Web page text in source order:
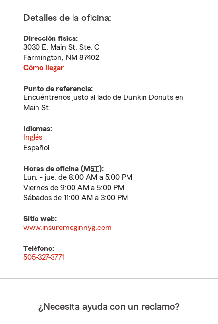
Detalles de la oficina:
Dirección física:
3030 E. Main St. Ste. C
Farmington, NM 87402
Cómo llegar
Punto de referencia:
Encuéntrenos justo al lado de Dunkin Donuts en
Main St.
Idiomas:
Inglés
Español
Horas de oficina (MST):
Lun. - jue. de 8:00 AM a 5:00 PM
Viernes de 9:00 AM a 5:00 PM
Sábados de 11:00 AM a 3:00 PM
Sitio web:
www.insuremeginnyg.com
Teléfono:
505-327-3771
¿Necesita ayuda con un reclamo?